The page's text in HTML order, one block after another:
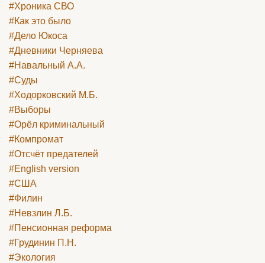
#Хроника СВО
#Как это было
#Дело Юкоса
#Дневники Черняева
#Навальный А.А.
#Суды
#Ходорковский М.Б.
#Выборы
#Орёл криминальный
#Компромат
#Отсчёт предателей
#English version
#США
#Филин
#Невзлин Л.Б.
#Пенсионная реформа
#Грудинин П.Н.
#Экология